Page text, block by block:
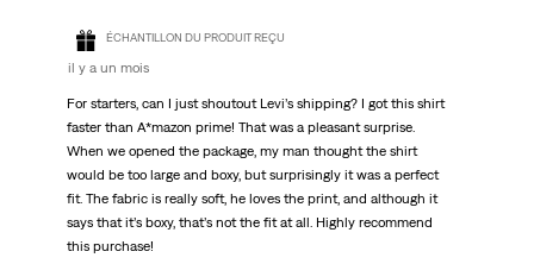
ÉCHANTILLON DU PRODUIT REÇU
il y a un mois
For starters, can I just shoutout Levi’s shipping? I got this shirt
faster than A*mazon prime! That was a pleasant surprise.
When we opened the package, my man thought the shirt
would be too large and boxy, but surprisingly it was a perfect
fit. The fabric is really soft, he loves the print, and although it
says that it’s boxy, that’s not the fit at all. Highly recommend
this purchase!